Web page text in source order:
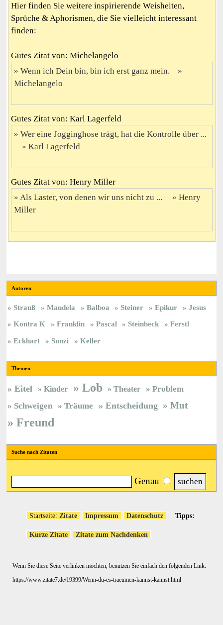
Hier finden Sie weitere inspirierende Weisheiten,
Sprüche & Aphorismen, die Sie vielleicht interessant
finden:
Gutes Zitat von: Michelangelo
Wenn ich Dein bin, bin ich erst ganz mein.
Michelangelo
Gutes Zitat von: Karl Lagerfeld
Wer eine Jogginghose trägt, hat die Kontrolle über ...
Karl Lagerfeld
Gutes Zitat von: Henry Miller
Als Laster, von denen wir uns nicht zu ...
Henry
Miller
Autoren
Strauß Mandela Balboa Steiner Epikur
Jesus
Kontra K
Franklin Pascal Steinbeck
Ferstl
Eckhart
Sunzi Keller
Themen
Eitel Kinder Lob Theater
Problem
Schweigen
Träume Entscheidung Mut
Freund
Suche nach Zitaten
Genau
Startseite: Zitate Impressum Datenschutz Tipps:
Kurze Zitate Zitate zum Nachdenken
Wenn Sie diese Seite verlinken möchten, benutzen Sie einfach den folgenden Link:
https://www.zitate7.de/19399/Wenn-du-es-traeumen-kannst-kannst.html